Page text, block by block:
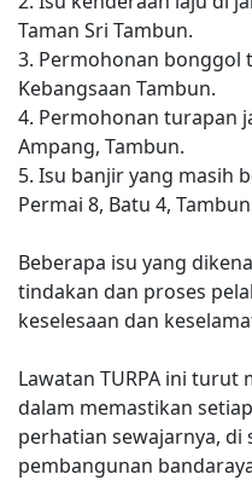
Taman Sri Tambun.
3. Permohonan bonggol
Kebangsaan Tambun.
4. Permohonan turapan
Ampang, Tambun.
5. Isu banjir yang masih
Permai 8, Batu 4,
Beberapa isu yang
tindakan dan proses
keselesaan dan
Lawatan TURPA ini
dalam memastikan
perhatian sewajarnya,
pembangunan